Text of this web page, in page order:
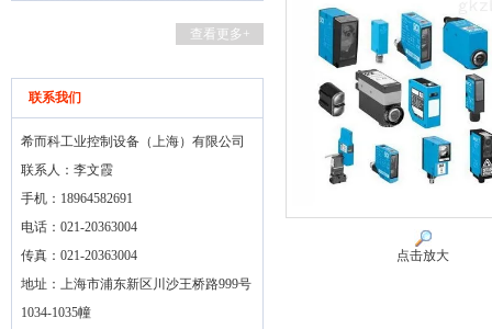
查看更多+
联系我们
希而科工业控制设备（上海）有限公司
联系人：李文霞
手机：18964582691
电话：021-20363004
传真：021-20363004
地址：上海市浦东新区川沙王桥路999号
1034-1035幢
点击放大